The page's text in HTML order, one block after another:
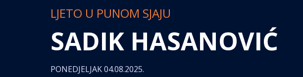
LJETO U PUNOM SJAJU
SADIK HASANOVIĆ
PONEDJELJAK 04.08.2025.